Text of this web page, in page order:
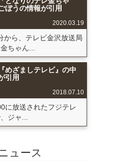
ぼうの情報が引用
2020.03.19
から、テレビ金沢放送局
ちゃん...
めざましテレビ』の中
引用
2018.07.10
に放送されたフジテレ
ジャ...
ュース